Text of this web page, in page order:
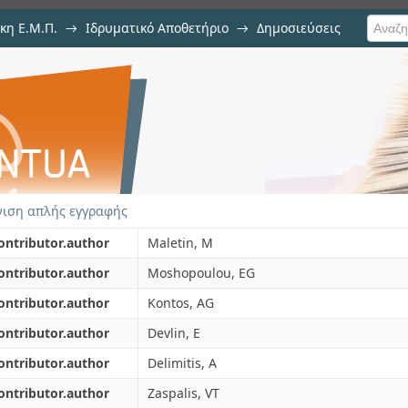
Ε.Μ.Π. → Ιδρυματικό Αποθετήριο → Δημοσιεύσεις
characterization of
απλής εγγραφής
Maletin, M
Moshopoulou, EG
Kontos, AG
Devlin, E
Delimitis, A
Zaspalis, VT